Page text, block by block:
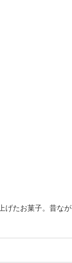
げたお菓子。昔なが